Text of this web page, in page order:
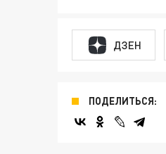
ДЗЕН
ПОДЕЛИТЬСЯ: